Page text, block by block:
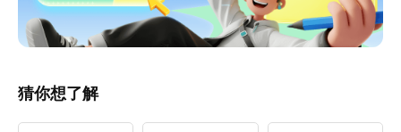
猜你想了解